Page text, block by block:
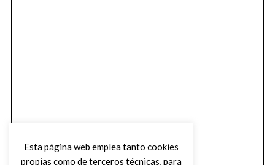
Esta página web emplea tanto cookies
propias como de terceros técnicas, para